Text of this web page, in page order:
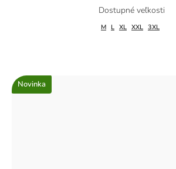
M L XL XXL 3XL
Novinka